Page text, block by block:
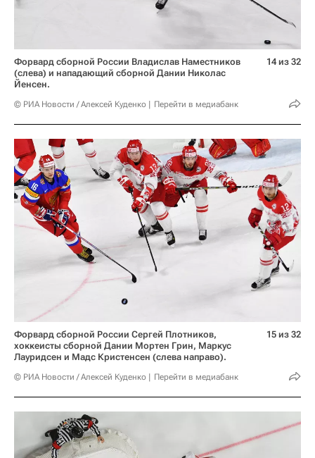
Форвард сборной России Владислав Наместников
(слева) и нападающий сборной Дании Николас
Йенсен.
© РИА Новости / Алексей Куденко Перейти в медиабанк
14 из 32
Форвард сборной России Сергей Плотников,
хоккеисты сборной Дании Мортен Грин, Маркус
Лауридсен и Мадс Кристенсен (слева направо).
© РИА Новости / Алексей Куденко Перейти в медиабанк
15 из 32